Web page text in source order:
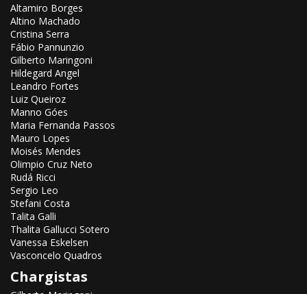
Altamiro Borges
Altino Machado
Cristina Serra
Fábio Pannunzio
Gilberto Maringoni
Hildegard Angel
Leandro Fortes
Luiz Queiroz
Manno Góes
Maria Fernanda Passos
Mauro Lopes
Moisés Mendes
Olimpio Cruz Neto
Rudá Ricci
Sergio Leo
Stefani Costa
Talita Galli
Thalita Gallucci Sotero
Vanessa Eskelsen
Vasconcelo Quadros
Chargistas